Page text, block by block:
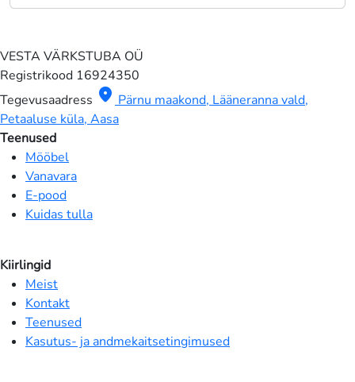
VESTA VÄRKSTUBA OÜ
Registrikood 16924350
Tegevusaadress location_on Pärnu maakond, Lääneranna vald,
Petaaluse küla, Aasa
Teenused
Mööbel
Vanavara
E-pood
Kuidas tulla
Kiirlingid
Meist
Kontakt
Teenused
Kasutus- ja andmekaitsetingimused